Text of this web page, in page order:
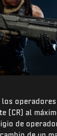
operadores
(CR) al
de